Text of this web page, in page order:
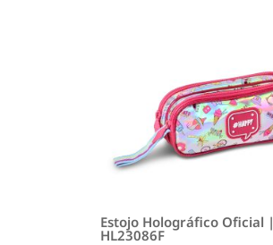
Estojo Holográfico Oficial |
HL23086F